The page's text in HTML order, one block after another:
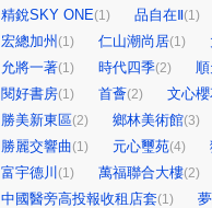
精銳SKY ONE(1) 品自在Ⅱ(1)
宏總加州 (1) 仁山潮尚居(1)
允將一著(1) 時代四季(2)
閱好書房(1) 首薈(2) 文心
勝美新東區(2) 鄉林美術館(3)
勝麗交響曲(1) 元心璽苑(4)
富宇德川 (1) 萬福聯合大樓(2)
中國醫旁高投報收租店套(1)